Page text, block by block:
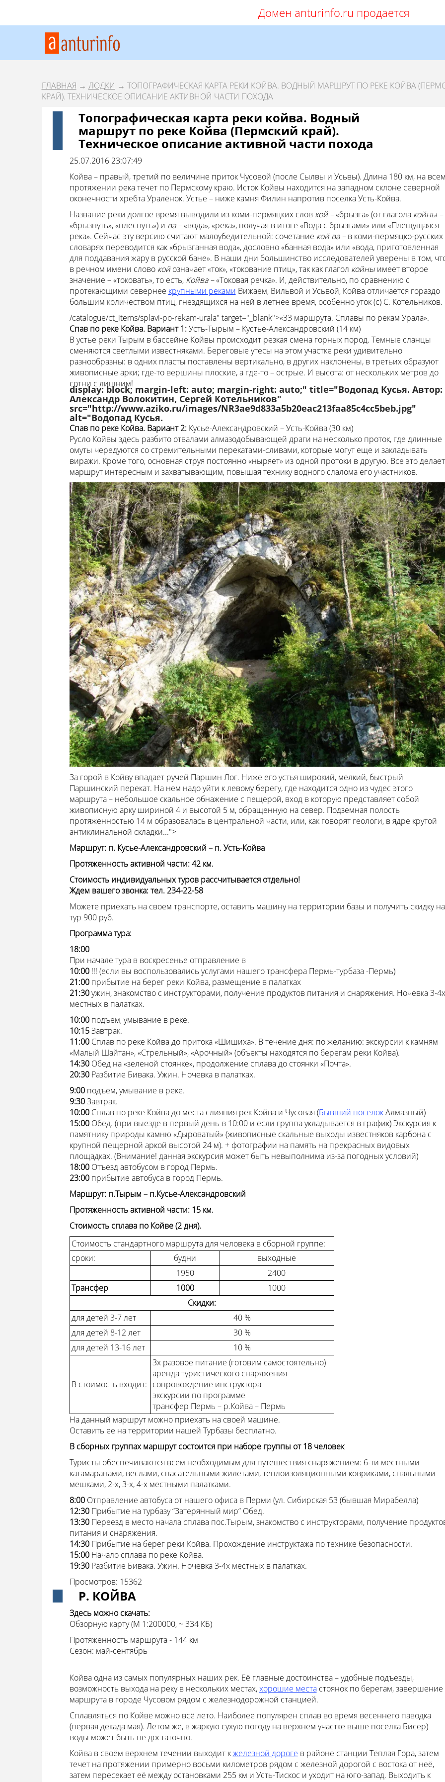
Домен anturinfo.ru продается
ГЛАВНАЯ → ЛОДКИ → ТОПОГРАФИЧЕСКАЯ КАРТА РЕКИ КОЙВА. ВОДНЫЙ МАРШРУТ ПО РЕКЕ КОЙВА
КРАЙ). ТЕХНИЧЕСКОЕ ОПИСАНИЕ АКТИВНОЙ ЧАСТИ ПОХОДА
Топографическая карта реки койва. Водный
маршрут по реке Койва (Пермский край).
Техническое описание активной части похода
25.07.2016 23:07:49
Койва – правый, третий по величине приток Чусовой (после Сылвы и Усьвы). Длина 180 км, на
протяжении река течет по Пермскому краю. Исток Койвы находится на западном склоне северной
оконечности хребта Уралёнок. Устье – ниже камня Филин напротив поселка Усть-Койва.
Название реки долгое время выводили из коми-пермяцких слов кой –«брызга» (от глагола койны –
«брызнуть», «плеснуть») и ва –«вода», «река», получая в итоге «Вода с брызгами» или «Плещущаяся
река». Сейчас эту версию считают малоубедительной: сочетание кой ва –в коми-пермяцко-русских
словарях переводится как «брызганная вода», дословно «банная вода» или «вода, приготовленная
для поддавания жару в русской бане». В наши дни большинство исследователей уверены в том,
в речном имени слово койозначает «ток», «токование птиц», так как глагол койныимеет второе
значение – «токовать», то есть, Койва –«Токовая речка». И, действительно, по сравнению с
протекающими севернее крупными реками Вижаем, Вильвой и Усьвой, Койва отличается гораздо
большим количеством птиц, гнездящихся на ней в летнее время, особенно уток (с) С. Котельников.
/catalogue/ct_items/splavi-po-rekam-urala" target="_blank">«33 маршрута. Сплавы по рекам Урала».
Спав по реке Койва. Вариант 1:Усть-Тырым – Кустье-Александровский (14 км)
В устье реки Тырым в бассейне Койвы происходит резкая смена горных пород. Темные сланцы
сменяются светлыми известняками. Береговые утесы на этом участке реки удивительно
разнообразны: в одних пласты поставлены вертикально, в других наклонены, в третьих образуют
живописные арки; где-то вершины плоские, а где-то – острые. И высота: от нескольких метров до
сотни с лишним!
display: block; margin-left: auto; margin-right: auto;" title="Водопад Кусья. Автор:
Александр Волокитин, Сергей Котельников"
src="http://www.aziko.ru/images/NR3ae9d833a5b20eac213faa85c4cc5beb.jpg"
alt="Водопад Кусья.
Спав по реке Койва. Вариант 2: Кусье-Александровский – Усть-Койва (30 км)
Русло Койвы здесь разбито отвалами алмазодобывающей драги на несколько проток, где длинные
омуты чередуются со стремительными перекатами-сливами, которые могут еще и закладывать
виражи. Кроме того, основная струя постоянно «ныряет» из одной протоки в другую. Все это делает
маршрут интересным и захватывающим, повышая технику водного слалома его участников.
За горой в Койву впадает ручей Паршин Лог. Ниже его устья широкий, мелкий, быстрый
Паршинский перекат. На нем надо уйти к левому берегу, где находится одно из чудес этого
маршрута – небольшое скальное обнажение с пещерой, вход в которую представляет собой
живописную арку шириной 4 и высотой 5 м, обращенную на север. Подземная полость
протяженностью 14 м образовалась в центральной части, или, как говорят геологи, в ядре крутой
антиклинальной складки...">
Маршрут: п. Кусье-Александровский – п. Усть-Койва
Протяженность активной части: 42 км.
Стоимость индивидуальных туров рассчитывается отдельно!
Ждем вашего звонка: тел. 234-22-58
Можете приехать на своем транспорте, оставить машину на территории базы и получить скидку на
тур 900 руб.
Программа тура:
18:00
При начале тура в воскресенье отправление в
10:00 !!! (если вы воспользовались услугами нашего трансфера Пермь-турбаза -Пермь)
21:00 прибытие на берег реки Койва, размещение в палатках
21:30ужин, знакомство с инструкторами, получение продуктов питания и снаряжения. Ночевка 3-4х
местных в палатках.
10:00 подъем, умывание в реке.
10:15Завтрак.
11:00 Сплав по реке Койва до притока «Шишиха». В течение дня: по желанию: экскурсии к камням
«Малый Шайтан», «Стрельный», «Арочный» (объекты находятся по берегам реки Койва).
14:30 Обед на «зеленой стоянке», продолжение сплава до стоянки «Почта».
20:30 Разбитие Бивака. Ужин. Ночевка в палатках.
9:00 подъем, умывание в реке.
9:30Завтрак.
10:00 Сплав по реке Койва до места слияния рек Койва и Чусовая (Бывший поселокАлмазный)
15:00 Обед. (при выезде в первый день в 10:00 и если группа укладывается в график) Экскурсия к
памятнику природы камню «Дыроватый» (живописные скальные выходы известняков карбона с
крупной пещерной аркой высотой 24 м). + фотографии на память на прекрасных видовых
площадках. (Внимание! данная экскурсия может быть невыполнима из-за погодных условий)
18:00 Отъезд автобусом в город Пермь.
23:00 прибытие автобуса в город Пермь.
Маршрут: п.Тырым – п.Кусье-Александровский
Протяженность активной части: 15 км.
Стоимость сплава по Койве (2 дня).
Стоимость стандартного маршрута для человека в сборной группе:
сроки:
будни
выходные
1950
2400
Трансфер
1000
1000
Скидки:
для детей 3-7 лет
40 %
для детей 8-12 лет
30 %
для детей 13-16 лет
10 %
В стоимость входит:
3х разовое питание (готовим самостоятельно)
аренда туристического снаряжения
сопровождение инструктора
экскурсии по программе
трансфер Пермь – р.Койва – Пермь
На данный маршрут можно приехать на своей машине.
Оставить ее на территории нашей Турбазы бесплатно.
В сборных группах маршрут состоится при наборе группы от 18 человек
Туристы обеспечиваются всем необходимым для путешествия снаряжением: 6-ти местными
катамаранами, веслами, спасательными жилетами, теплоизоляционными ковриками, спальными
мешками, 2-х, 3-х, 4-х местными палатками.
8:00 Отправление автобуса от нашего офиса в Перми (ул. Сибирская 53 (бывшая Мирабелла)
12:30 Прибытие на турбазу “Затерянный мир” Обед.
13:30 Переезд в место начала сплава пос.Тырым, знакомство с инструкторами, получение
питания и снаряжения.
14:30 Прибытие на берег реки Койва. Прохождение инструктажа по технике безопасности.
15:00 Начало сплава по реке Койва.
19:30 Разбитие Бивака. Ужин. Ночевка 3-4х местных в палатках.
Просмотров: 15362
Р. КОЙВА
Здесь можно скачать:
Обзорную карту (М 1:200000, ~ 334 КБ)
Протяженность маршрута - 144 км
Сезон: май-сентябрь
Койва одна из самых популярных наших рек. Её главные достоинства – удобные подъезды,
возможность выхода на реку в нескольких местах,хорошие местастоянок по берегам, завершение
маршрута в городе Чусовом рядом с железнодорожной станцией.
Сплавляться по Койве можно всё лето. Наиболее популярен сплав во время весеннего паводка
(первая декада мая). Летом же, в жаркую сухую погоду на верхнем участке выше посёлка Бисер)
воды может быть не достаточно.
Койва в своём верхнем течении выходит кжелезной дороге в районе станции Тёплая Гора, затем
течет на протяжении примерно восьми километров рядом с железной дорогой с востока от неё,
затем пересекает её между остановками 255 км и Усть-Тискос и уходит на юго-запад. Выходить к